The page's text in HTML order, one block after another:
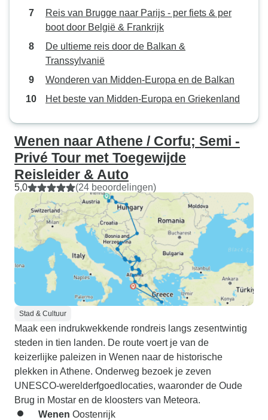
Reis van Brugge naar Parijs - per fiets & per
boot door België & Frankrijk
De ultieme reis door de Balkan &
Transsylvanië
Wonderen van Midden-Europa en de Balkan
Het beste van Midden-Europa en Griekenland
Wenen naar Athene / Corfu; Semi -
Privé Tour met Toegewijde
Reisleider & Auto
5,0 (24 beoordelingen)
Stad & Cultuur
Maak een indrukwekkende rondreis langs zesentwintig
steden in tien landen. De route voert je van de
keizerlijke paleizen in Wenen naar de historische
plekken in Athene. Onderweg bezoek je zeven
UNESCO-werelderfgoedlocaties, waaronder de Oude
Brug in Mostar en de kloosters van Meteora.
Wenen Oostenrijk